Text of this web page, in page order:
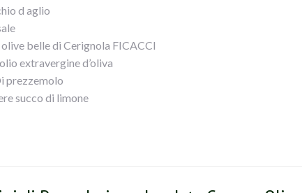
d aglio
belle di Cerignola FICACCI
extravergine d’oliva
prezzemolo
succo di limone